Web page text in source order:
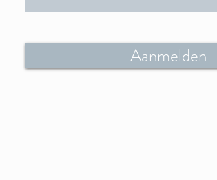
Aanmelden